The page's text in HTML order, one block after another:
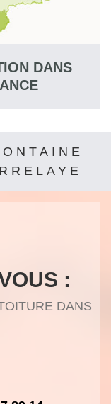
DANS
:
DANS